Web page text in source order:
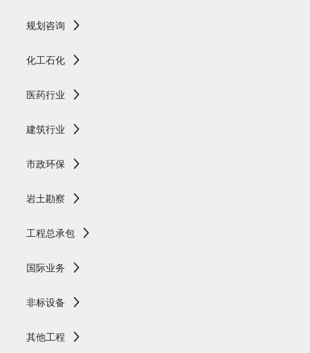
规划咨询
化工石化
医药行业
建筑行业
市政环保
岩土勘察
工程总承包
国际业务
非标设备
其他工程